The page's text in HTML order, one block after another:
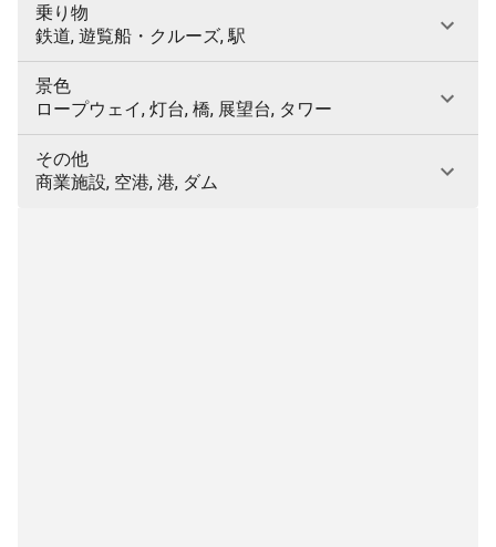
乗り物
鉄道, 遊覧船・クルーズ, 駅
景色
ロープウェイ, 灯台, 橋, 展望台, タワー
その他
商業施設, 空港, 港, ダム